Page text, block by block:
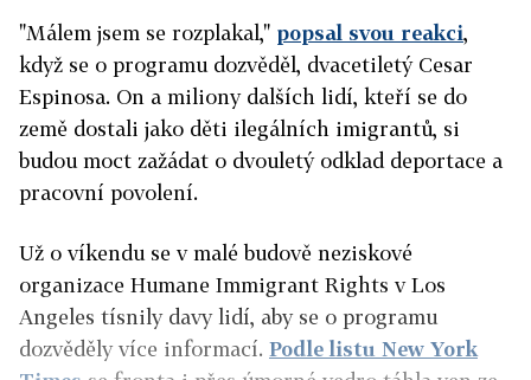
"Málem jsem se rozplakal," popsal svou reakci,
když se o programu dozvěděl, dvacetiletý Cesar
Espinosa. On a miliony dalších lidí, kteří se do
země dostali jako děti ilegálních imigrantů, si
budou moct zažádat o dvouletý odklad deportace a
pracovní povolení.
Už o víkendu se v malé budově neziskové
organizace Humane Immigrant Rights v Los
Angeles tísnily davy lidí, aby se o programu
dozvěděly více informací. Podle listu New York